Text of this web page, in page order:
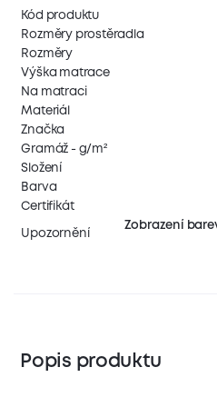
Kód produktu
Rozměry prostěradla
Rozměry
Výška matrace
Na matraci
Materiál
Značka
Gramáž - g/m²
Složení
Barva
Certifikát
Upozornění
Zobrazení
Popis produktu